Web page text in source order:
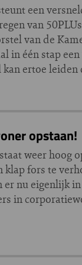
een
van
van de
in één stap
ertoe leiden
opstaan!
weer hoog
klap fors te
er nu eigenlijk
in